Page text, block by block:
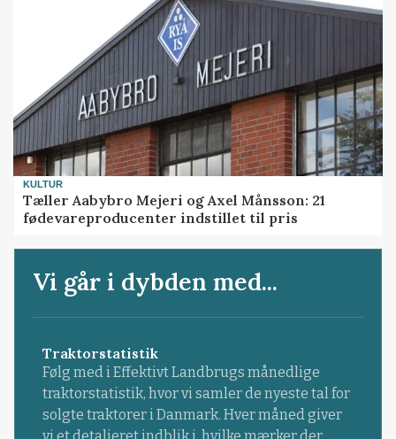
KULTUR
Tæller Aabybro Mejeri og Axel Månsson: 21
fødevareproducenter indstillet til pris
Vi går i dybden med...
Traktorstatistik
Følg med i Effektivt Landbrugs månedlige
traktorstatistik, hvor vi samler de nyeste tal for
solgte traktorer i Danmark. Hver måned giver